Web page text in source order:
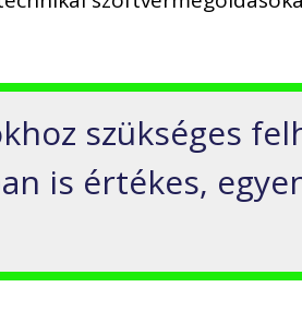
szükséges
is értékes,